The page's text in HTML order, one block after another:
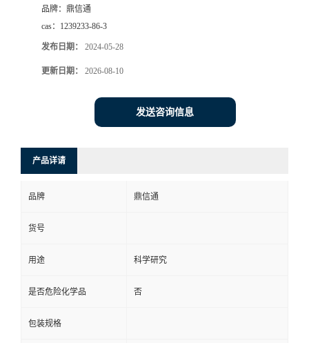
品牌： 鼎信通
cas： 1239233-86-3
发布日期： 2024-05-28
更新日期： 2026-08-10
发送咨询信息
产品详请
品牌 鼎信通
货号
用途 科学研究
是否危险化学品 否
包装规格